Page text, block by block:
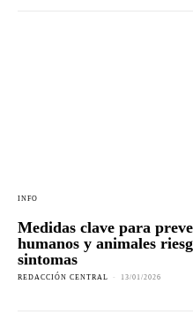
INFO
Medidas clave para
humanos y animales
sintomas
REDACCIÓN CENTRAL - 13/01/2026